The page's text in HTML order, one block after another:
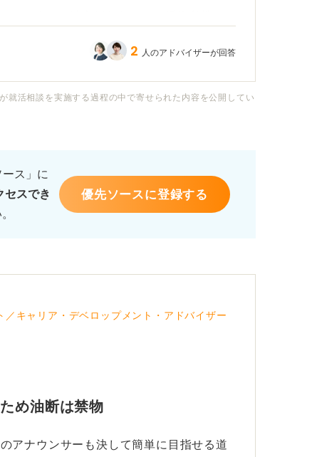
2 人のアドバイザーが回答
活相談を実施する過程の中で寄せられた内容を公開してい
ス」に
セスでき
優先ソースに登録する
／キャリア・デベロップメント・アドバイザー
め油断は禁物
アナウンサーも決して簡単に目指せる道